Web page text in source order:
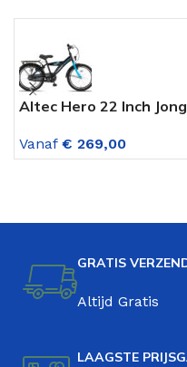
Altec Hero 22 Inch
Vanaf € 269,00
GRATIS
Altijd Gratis
LAAGSTE